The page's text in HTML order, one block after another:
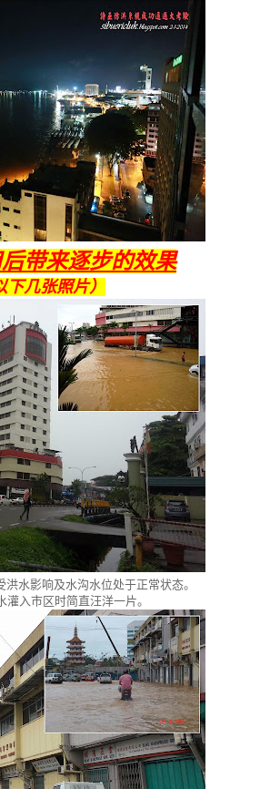
带来逐步的效果
下几张照片）
水影响及水沟水位处于正常状态。
灌入市区时简直汪洋一片。